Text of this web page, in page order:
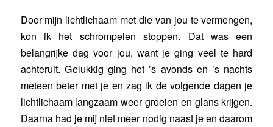
Door mijn lichtlichaam met die van jou te vermengen,
kon ik het schrompelen stoppen. Dat was een
belangrijke dag voor jou, want je ging veel te hard
achteruit. Gelukkig ging het ’s avonds en ’s nachts
meteen beter met je en zag ik de volgende dagen je
lichtlichaam langzaam weer groeien en glans krijgen.
Daarna had je mij niet meer nodig naast je en daarom